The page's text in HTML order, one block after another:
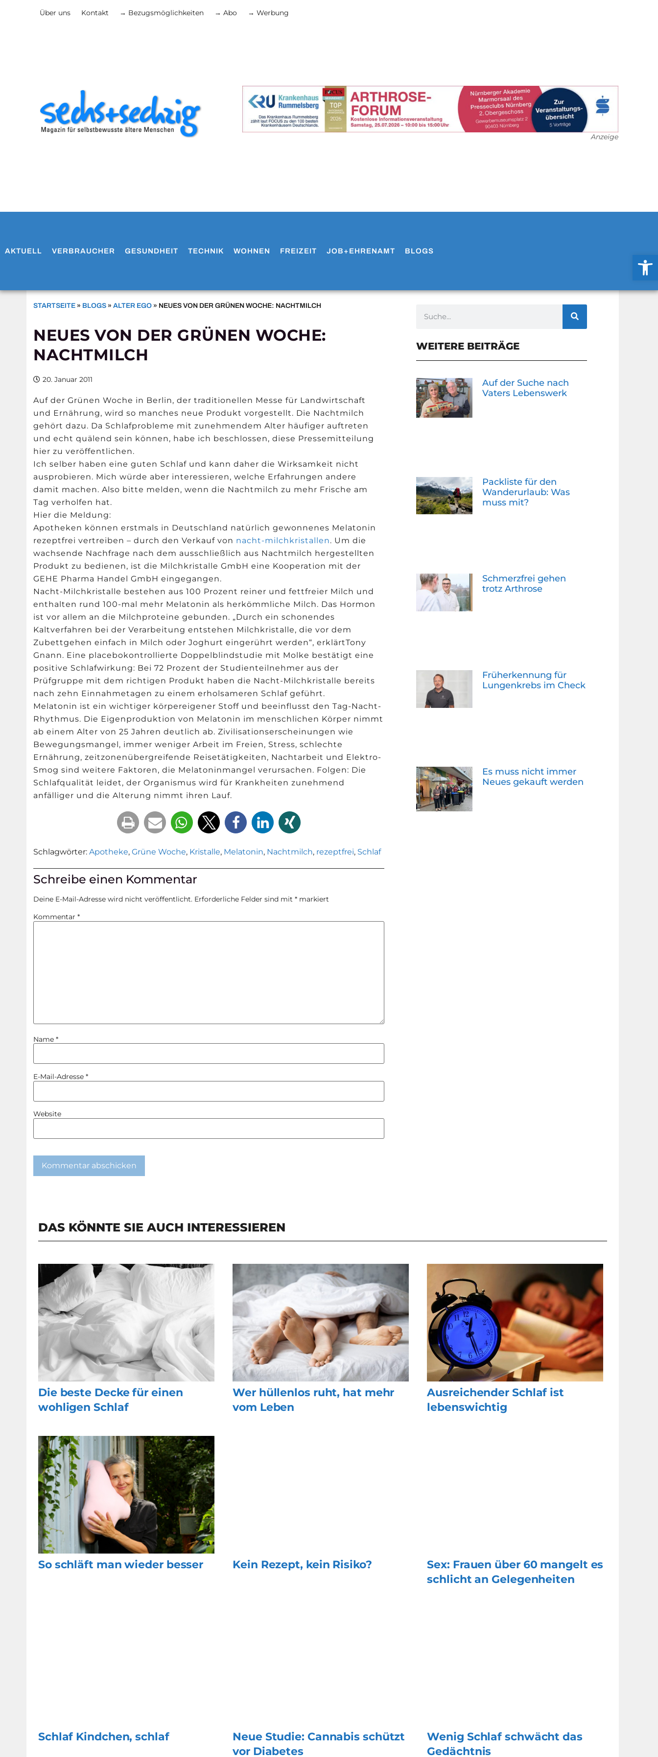
Über uns Kontakt → Bezugsmöglichkeiten → Abo → Werbung
Anzeige
AKTUELL VERBRAUCHER GESUNDHEIT TECHNIK WOHNEN FREIZEIT JOB+EHRENAMT BLOGS
STARTSEITE » BLOGS »ALTER EGO » NEUES VON DER GRÜNEN WOCHE: NACHTMILCH
NEUES VON DER GRÜNEN WOCHE:
NACHTMILCH
20. Januar 2011
Auf der Grünen Woche in Berlin, der traditionellen Messe für Landwirtschaft
und Ernährung, wird so manches neue Produkt vorgestellt. Die Nachtmilch
gehört dazu. Da Schlafprobleme mit zunehmendem Alter häufiger auftreten
und echt quälend sein können, habe ich beschlossen, diese Pressemitteilung
hier zu veröffentlichen.
Ich selber haben eine guten Schlaf und kann daher die Wirksamkeit nicht
ausprobieren. Mich würde aber interessieren, welche Erfahrungen andere
damit machen. Also bitte melden, wenn die Nachtmilch zu mehr Frische am
Tag verholfen hat.
Hier die Meldung:
Apotheken können erstmals in Deutschland natürlich gewonnenes Melatonin
rezeptfrei vertreiben – durch den Verkauf von nacht-milchkristallen. Um die
wachsende Nachfrage nach dem ausschließlich aus Nachtmilch hergestellten
Produkt zu bedienen, ist die Milchkristalle GmbH eine Kooperation mit der
GEHE Pharma Handel GmbH eingegangen.
Nacht-Milchkristalle bestehen aus 100 Prozent reiner und fettfreier Milch und
enthalten rund 100-mal mehr Melatonin als herkömmliche Milch. Das Hormon
ist vor allem an die Milchproteine gebunden. „Durch ein schonendes
Kaltverfahren bei der Verarbeitung entstehen Milchkristalle, die vor dem
Zubettgehen einfach in Milch oder Joghurt eingerührt werden“, erklärtTony
Gnann. Eine placebokontrollierte Doppelblindstudie mit Molke bestätigt eine
positive Schlafwirkung: Bei 72 Prozent der Studienteilnehmer aus der
Prüfgruppe mit dem richtigen Produkt haben die Nacht-Milchkristalle bereits
nach zehn Einnahmetagen zu einem erholsameren Schlaf geführt.
Melatonin ist ein wichtiger körpereigener Stoff und beeinflusst den Tag-Nacht-
Rhythmus. Die Eigenproduktion von Melatonin im menschlichen Körper nimmt
ab einem Alter von 25 Jahren deutlich ab. Zivilisationserscheinungen wie
Bewegungsmangel, immer weniger Arbeit im Freien, Stress, schlechte
Ernährung, zeitzonenübergreifende Reisetätigkeiten, Nachtarbeit und Elektro-
Smog sind weitere Faktoren, die Melatoninmangel verursachen. Folgen: Die
Schlafqualität leidet, der Organismus wird für Krankheiten zunehmend
anfälliger und die Alterung nimmt ihren Lauf.
Schlagwörter:Apotheke,Grüne Woche, Kristalle, Melatonin, Nachtmilch, rezeptfrei, Schlaf
Schreibe einen Kommentar
Deine E-Mail-Adresse wird nicht veröffentlicht. Erforderliche Felder sind mit* markiert
Kommentar*
Name*
E-Mail-Adresse*
Website
WEITERE BEITRÄGE
Auf der Suche nach
Vaters Lebenswerk
Packliste für den
Wanderurlaub: Was
muss mit?
Schmerzfrei gehen
trotz Arthrose
Früherkennung für
Lungenkrebs im Check
Es muss nicht immer
Neues gekauft werden
DAS KÖNNTE SIE AUCH INTERESSIEREN
Die beste Decke für einen
wohligen Schlaf
Wer hüllenlos ruht, hat mehr
vom Leben
Ausreichender Schlaf ist
lebenswichtig
So schläft man wieder besser Kein Rezept, kein Risiko?
Sex: Frauen über 60 mangelt es
schlicht an Gelegenheiten
Schlaf Kindchen, schlaf
Neue Studie: Cannabis schützt
vor Diabetes
Wenig Schlaf schwächt das
Gedächtnis